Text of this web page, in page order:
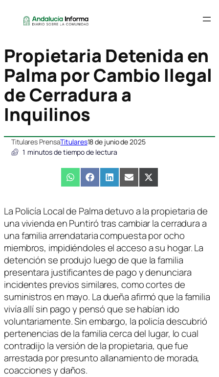
Propietaria Detenida en
Palma por Cambio Ilegal
de Cerradura a
Inquilinos
Titulares PrensaTitulares18 de junio de 2025
1 minutos de tiempo de lectura
Compartir
en
WhatsAppCompartir
en
FacebookCompartir
en
LinkedInCompartir
en
EmailCompartir
en
X
(Twitter)
La Policía Local de Palma detuvo a la propietaria de
una vivienda en Puntiró tras cambiar la cerradura a
una familia arrendataria compuesta por ocho
miembros, impidiéndoles el acceso a su hogar. La
detención se produjo luego de que la familia
presentara justificantes de pago y denunciara
incidentes previos similares, como cortes de
suministros en mayo. La dueña afirmó que la familia
vivía allí sin pago y pensó que se habían ido
voluntariamente. Sin embargo, la policía descubrió
pertenencias de la familia cerca del lugar, lo cual
contradijo la versión de la propietaria, que fue
arrestada por presunto allanamiento de morada,
coacciones y daños.